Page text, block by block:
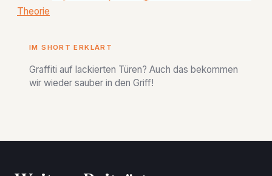
Theorie
IM SHORT ERKLÄRT
Graffiti auf lackierten Türen? Auch das bekommen
wir wieder sauber in den Griff!